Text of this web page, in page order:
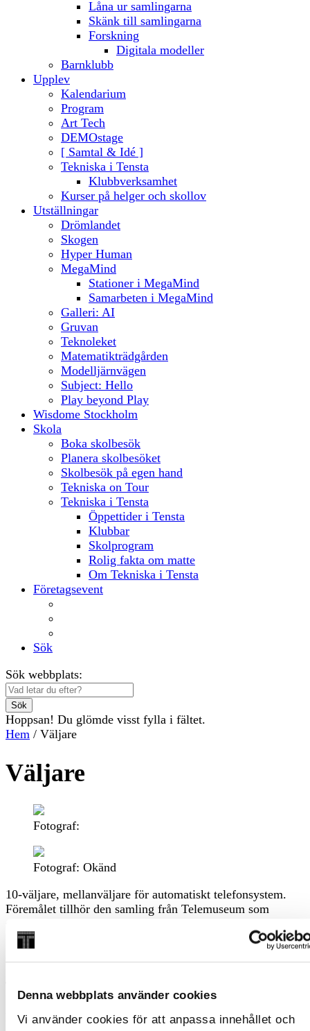
Denna webbplats använder cookies
Vi använder cookies för att anpassa innehållet och
Låna ur samlingarna
Skänk till samlingarna
Forskning
Digitala modeller
Barnklubb
Upplev
Kalendarium
Program
Art Tech
DEMOstage
[ Samtal & Idé ]
Tekniska i Tensta
Klubbverksamhet
Kurser på helger och skollov
Utställningar
Drömlandet
Skogen
Hyper Human
MegaMind
Stationer i MegaMind
Samarbeten i MegaMind
Galleri: AI
Gruvan
Teknoleket
Matematikträdgården
Modelljärnvägen
Subject: Hello
Play beyond Play
Wisdome Stockholm
Skola
Boka skolbesök
Planera skolbesöket
Skolbesök på egen hand
Tekniska on Tour
Tekniska i Tensta
Öppettider i Tensta
Klubbar
Skolprogram
Rolig fakta om matte
Om Tekniska i Tensta
Företagsevent
Sök
Sök webbplats:
Sök
Hoppsan! Du glömde visst fylla i fältet.
Hem / Väljare
Väljare
Fotograf:
Fotograf: Okänd
10-väljare, mellanväljare för automatiskt telefonsystem.
Föremålet tillhör den samling från Telemuseum som
Publicerad